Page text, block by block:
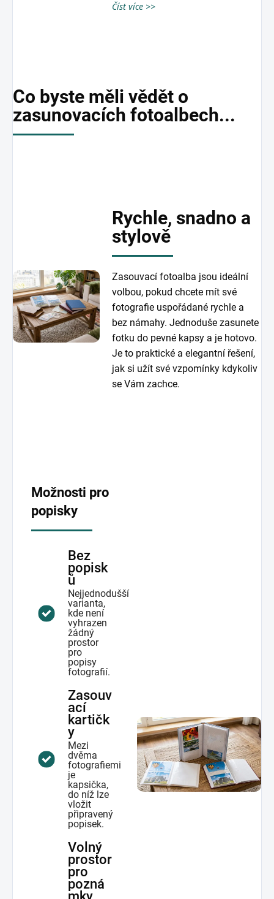
Číst více >>
Co byste měli vědět o
zasunovacích fotoalbech...
Rychle, snadno a
stylově
Zasouvací fotoalba jsou ideální
volbou, pokud chcete mít své
fotografie uspořádané rychle a
bez námahy. Jednoduše zasunete
fotku do pevné kapsy a je hotovo.
Je to praktické a elegantní řešení,
jak si užít své vzpomínky kdykoliv
se Vám zachce.
Možnosti pro
popisky
Bez
popisk
ů
Nejjednodušší
varianta,
kde není
vyhrazen
žádný
prostor
pro
popisy
fotografií.
Zasouv
ací
kartičk
y
Mezi
dvěma
fotografiemi
je
kapsička,
do níž lze
vložit
připravený
popisek.
Volný
prostor
pro
pozná